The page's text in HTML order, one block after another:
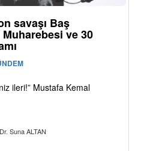
savaşı Baş
ve 30
ileri!” Mustafa Kemal
Suna ALTAN